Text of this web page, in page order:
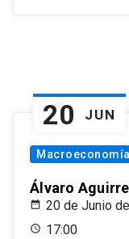
20 JUN
Macroeconomía
Álvaro
20 de Junio
17:00